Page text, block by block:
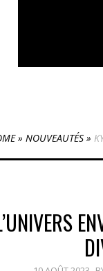
» NOUVEAUTÉS »